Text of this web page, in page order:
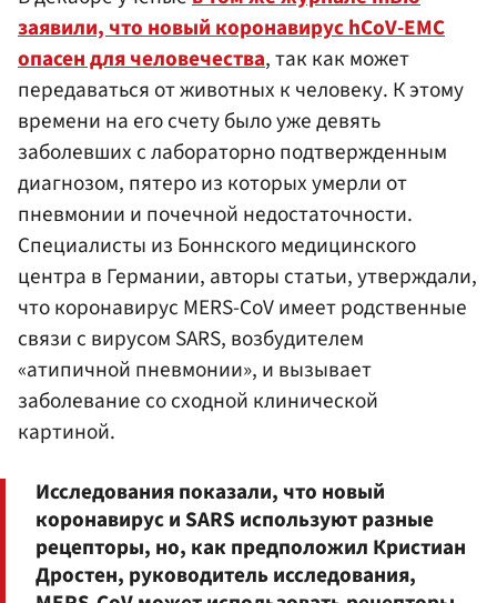
заявили, что новый коронавирус hCoV-EMC
опасен для человечества, так как может
передаваться от животных к человеку. К этому
времени на его счету было уже девять
заболевших с лабораторно подтвержденным
диагнозом, пятеро из которых умерли от
пневмонии и почечной недостаточности.
Специалисты из Боннского медицинского
центра в Германии, авторы статьи, утверждали,
что коронавирус MERS-CoV имеет родственные
связи с вирусом SARS, возбудителем
«атипичной пневмонии», и вызывает
заболевание со сходной клинической
картиной.
Исследования показали, что новый
коронавирус и SARS используют разные
рецепторы, но, как предположил Кристиан
Дростен, руководитель исследования,